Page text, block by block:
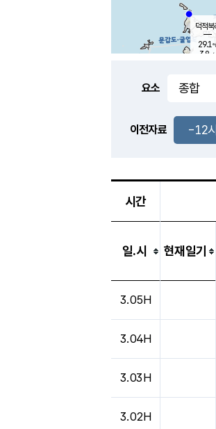
-
덕적북
29.1
3.8 m/s
요소
이전자료 -12
시간
일.시 현재일기
3.05H
3.04H
3.03H
3.02H